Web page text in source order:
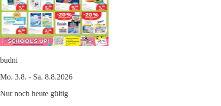
budni
Mo. 3.8. - Sa. 8.8.2026
Nur noch heute gültig